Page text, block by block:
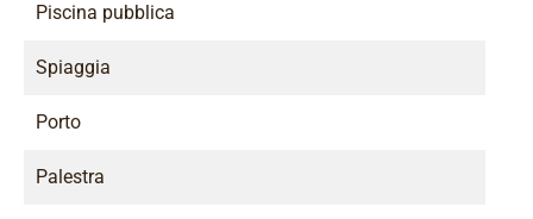
Piscina pubblica
Spiaggia
Porto
Palestra